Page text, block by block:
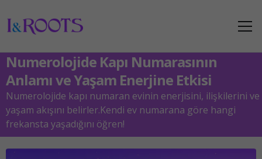
Numerolojide Kapı Numarasının
Anlamı ve Yaşam Enerjine Etkisi
Numerolojide kapı numaran evinin enerjisini, ilişkilerini ve
yaşam akışını belirler.Kendi ev numarana göre hangi
frekansta yaşadığını öğren!